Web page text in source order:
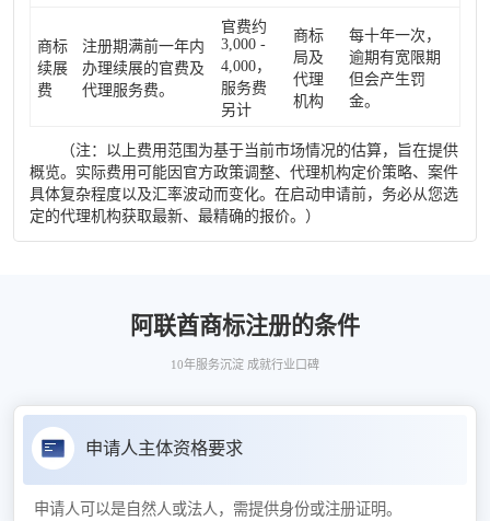
商标
续展
费
注册期满前一年内
办理续展的官费及
代理服务费。
官费约
3,000 -
4,000，
服务费
另计
商标
局及
代理
机构
每十年一次，
逾期有宽限期
但会产生罚
金。
（注：以上费用范围为基于当前市场情况的估算，旨在提供
概览。实际费用可能因官方政策调整、代理机构定价策略、案件
具体复杂程度以及汇率波动而变化。在启动申请前，务必从您选
定的代理机构获取最新、最精确的报价。）
阿联酋商标注册的条件
10年服务沉淀 成就行业口碑
申请人主体资格要求
申请人可以是自然人或法人，需提供身份或注册证明。